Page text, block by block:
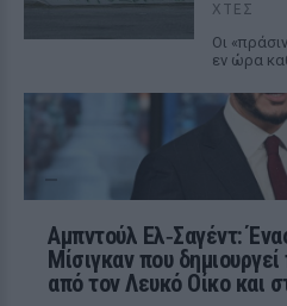
ΧΤΕΣ
Οι
εν ώρα
Αμπντούλ Ελ‑Σαγέντ:
Μίσιγκαν που
από τον Λευκό Οίκο και